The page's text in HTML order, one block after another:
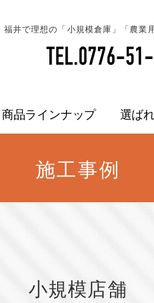
福井で理想の「小規模倉庫」「農業
商品ラインナップ 選ば
施工事例
小規模店舗